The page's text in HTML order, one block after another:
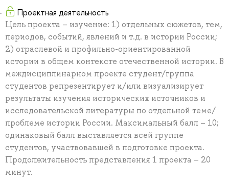
Проектная деятельность
Цель проекта – изучение: 1) отдельных сюжетов, тем,
периодов, событий, явлений и т.д. в истории России;
2) отраслевой и профильно-ориентированной
истории в общем контексте отечественной истории. В
междисциплинарном проекте студент/группа
студентов репрезентирует и/или визуализирует
результаты изучения исторических источников и
исследовательской литературы по отдельной теме/
проблеме истории России. Максимальный балл – 10;
одинаковый балл выставляется всей группе
студентов, участвовавшей в подготовке проекта.
Продолжительность представления 1 проекта – 20
минут.